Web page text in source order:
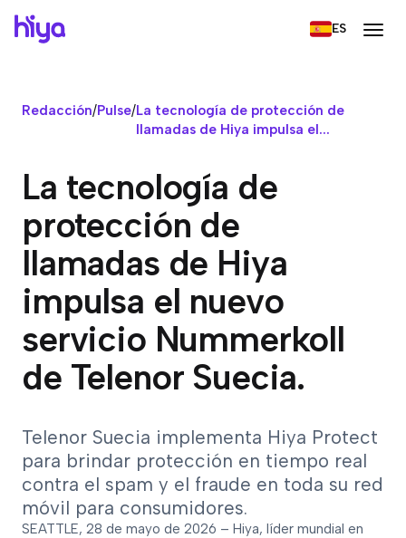
ES
Redacción/Pulse/La tecnología de protección de
llamadas de Hiya impulsa el...
La tecnología de
protección de
llamadas de Hiya
impulsa el nuevo
servicio Nummerkoll
de Telenor Suecia.
Telenor Suecia implementa Hiya Protect
para brindar protección en tiempo real
contra el spam y el fraude en toda su red
móvil para consumidores.
SEATTLE, 28 de mayo de 2026 – Hiya, líder mundial en